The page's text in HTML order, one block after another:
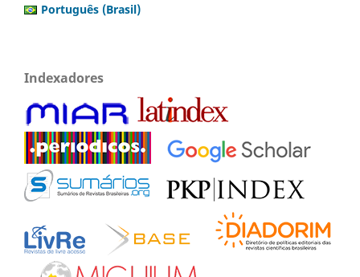
Português (Brasil)
Indexadores